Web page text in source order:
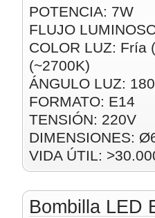
POTENCIA: 7W
FLUJO
COLOR LUZ: Fría
(~2700K)
ÁNGULO LUZ:
FORMATO: E14
TENSIÓN: 220V
DIMENSIONES:
VIDA ÚTIL:
Bombilla LED